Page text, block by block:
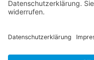
Korbach: für eine
Gemeinsamer
Frankenberg
Ein Dankeschön